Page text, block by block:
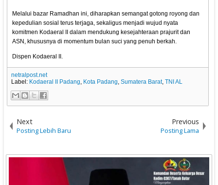
Melalui bazar Ramadhan ini, diharapkan semangat gotong royong dan
kepedulian sosial terus terjaga, sekaligus menjadi wujud nyata
komitmen Kodaeral II dalam mendukung kesejahteraan prajurit dan
ASN, khususnya di momentum bulan suci yang penuh berkah.
Dispen Kodaeral II.
netralpost.net
Label: Kodaeral II Padang, Kota Padang,Sumatera Barat,TNI AL
Next
Posting Lebih Baru
Previous
Posting Lama